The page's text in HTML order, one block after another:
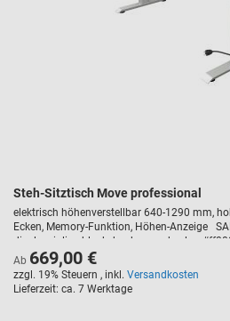
Steh-Sitztisch Move professional
elektrisch höhenverstellbar 640-1290 mm,
Ecken, Memory-Funktion, Höhen-Anzeige SALE % .custom-sale-badge {
display: inline-block; background-color: #ff0000; /* Auffälliges Rot */ color:
#ffffff; /* Weiße Schrift */ font-weight: bold; text-transform: uppercase;
padding: 5px 10px; border-radius: 3px; font-size: 14px; margin-bottom: 10px;
letter-spacing: 1px; }
Ab 669,00 €
zzgl. 19% Steuern , inkl. Versandkosten
Lieferzeit ca. 7 Werktage